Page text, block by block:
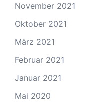
November 2021
Oktober 2021
März 2021
Februar 2021
Januar 2021
Mai 2020